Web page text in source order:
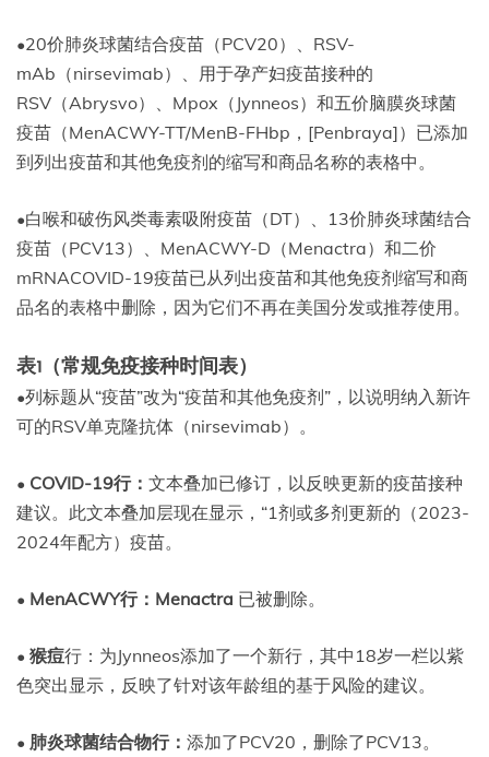
•20价肺炎球菌结合疫苗（PCV20）、RSV-
mAb（nirsevimab）、用于孕产妇疫苗接种的
RSV（Abrysvo）、Mpox（Jynneos）和五价脑膜炎球菌
疫苗（MenACWY-TT/MenB-FHbp，[Penbraya]）已添加
到列出疫苗和其他免疫剂的缩写和商品名称的表格中。
•白喉和破伤风类毒素吸附疫苗（DT）、13价肺炎球菌结合
疫苗（PCV13）、MenACWY-D（Menactra）和二价
mRNACOVID-19疫苗已从列出疫苗和其他免疫剂缩写和商
品名的表格中删除，因为它们不再在美国分发或推荐使用。
表1（常规免疫接种时间表）
•列标题从“疫苗”改为“疫苗和其他免疫剂”，以说明纳入新许
可的RSV单克隆抗体（nirsevimab）。
• COVID-19行： 文本叠加已修订，以反映更新的疫苗接种
建议。此文本叠加层现在显示，“1剂或多剂更新的（2023-
2024年配方）疫苗。
• MenACWY行：Menactra 已被删除。
• 猴痘行：为Jynneos添加了一个新行，其中18岁一栏以紫
色突出显示，反映了针对该年龄组的基于风险的建议。
• 肺炎球菌结合物行： 添加了PCV20，删除了PCV13。